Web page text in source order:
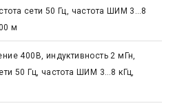
сети 50 Гц, частота ШИМ 3…8
м
400В, индуктивность 2 мГн,
50 Гц, частота ШИМ 3…8 кГц,